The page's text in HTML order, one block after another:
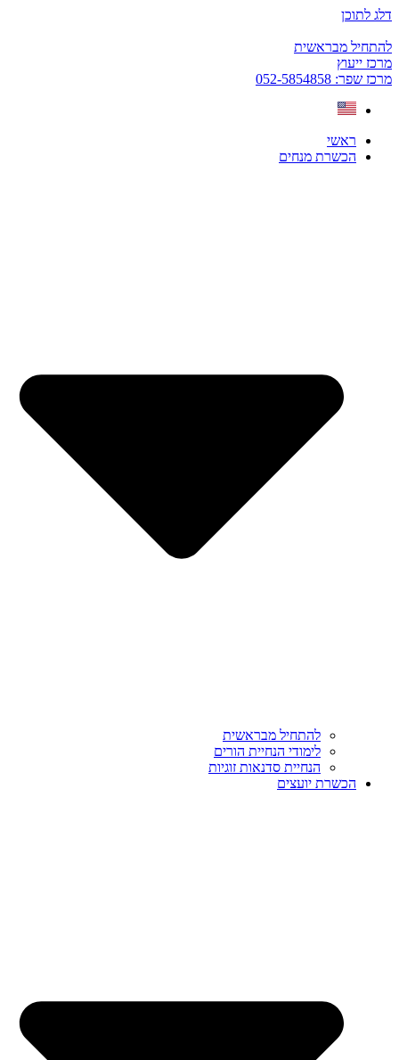
דלג לתוכן
להתחיל מבראשית
מרכז ייעוץ
מרכז שפר: 052-5854858
ראשי
הכשרת מנחים
להתחיל מבראשית
לימודי הנחיית הורים
הנחיית סדנאות זוגיות
הכשרת יועצים